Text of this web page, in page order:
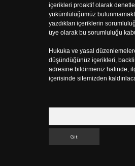
içerikleri proaktif olarak
yükümlülüğümüz
yazdıkları içeriklerin
üye olarak bu sorumluluğu
Hukuka ve yasal
düşündüğünüz içerikleri,
adresine bildirmeniz halinde,
içerisinde sitemizden